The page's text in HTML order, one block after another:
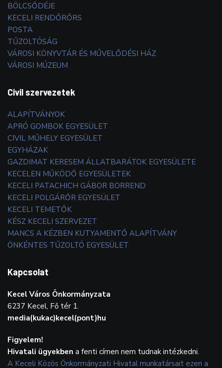
BÖLCSŐDÉJE
KECELI RENDŐRŐRS
POSTA
TŰZOLTÓSÁG
VÁROSI KÖNYVTÁR ÉS MŰVELŐDÉSI HÁZ
VÁROSI MÚZEUM
Civil szervezetek
ALAPÍTVÁNYOK
APRÓ GOMBOK EGYESÜLET
CIVIL MŰHELY EGYESÜLET
EGYHÁZAK
GAZDIMAT KERESEM ÁLLATBARÁTOK EGYESÜLETE
KECELEN MŰKÖDŐ EGYESÜLETEK
KECELI PATACHICH GÁBOR BORREND
KECELI POLGÁRŐR EGYESÜLET
KECELI TEMETŐK
KÉSZ KECELI SZERVEZET
MANCS A KÉZBEN KUTYAMENTŐ ALAPÍTVÁNY
ÖNKÉNTES TŰZOLTÓ EGYESÜLET
Kapcsolat
Kecel Város Önkormányzata
6237 Kecel, Fő tér 1.
media(kukac)kecel(pont)hu
Figyelem!
Hivatali ügyekben a fenti címen nem tudnak intézkedni.
A Keceli Közös Önkormányzati Hivatal munkatársait ezen a